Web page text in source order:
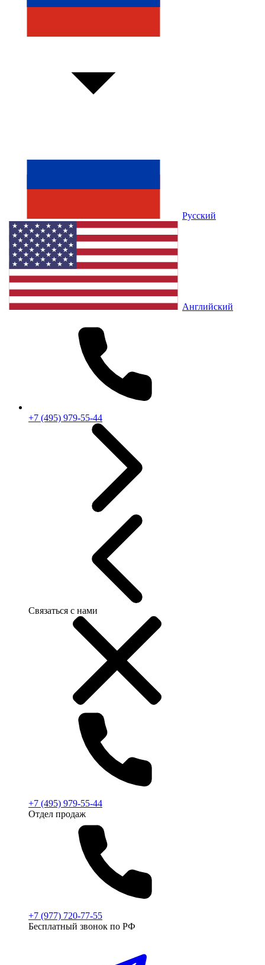
Русский
Английский
+7 (495) 979-55-44
Связаться с нами
+7 (495) 979-55-44
Отдел продаж
+7 (977) 720-77-55
Бесплатный звонок по РФ